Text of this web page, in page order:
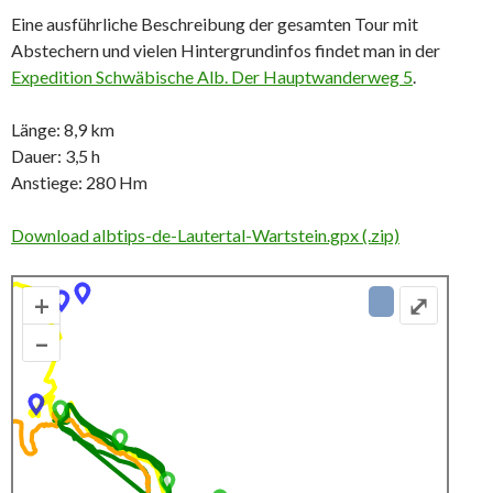
Eine ausführliche Beschreibung der gesamten Tour mit
Abstechern und vielen Hintergrundinfos findet man in der
Expedition Schwäbische Alb. Der Hauptwanderweg 5.
Länge: 8,9 km
Dauer: 3,5 h
Anstiege: 280 Hm
Download albtips-de-Lautertal-Wartstein.gpx (.zip)
+
–
⤢